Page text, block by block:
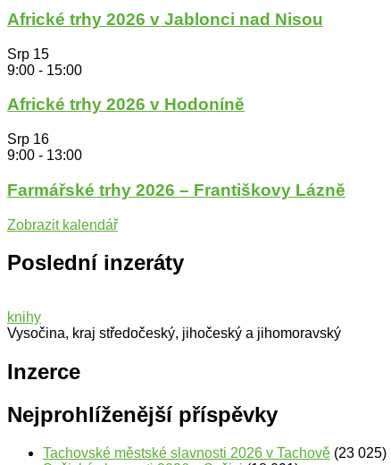
Africké trhy 2026 v Jablonci nad Nisou
Srp 15
9:00 - 15:00
Africké trhy 2026 v Hodoníně
Srp 16
9:00 - 13:00
Farmářské trhy 2026 – Františkovy Lázně
Zobrazit kalendář
Poslední inzeráty
knihy
Vysočina, kraj středočeský, jihočeský a jihomoravský
Inzerce
Nejprohlíženější příspěvky
Tachovské městské slavnosti 2026 v Tachově (23 025)